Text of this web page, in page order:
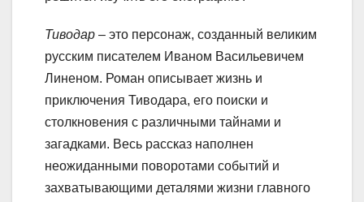
Тиводар – это персонаж, созданный великим
русским писателем Иваном Васильевичем
Линеном. Роман описывает жизнь и
приключения Тиводара, его поиски и
столкновения с различными тайнами и
загадками. Весь рассказ наполнен
неожиданными поворотами событий и
захватывающими деталями жизни главного